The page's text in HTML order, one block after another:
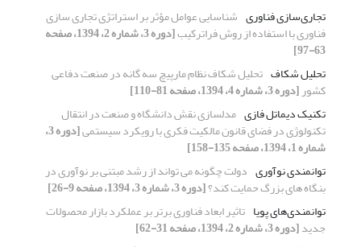
تجاری‌سازی فناوری شناسایی عوامل مؤثر بر استراتژی تجاری سازی
فناوری با استفاده از روش فراترکیب [دوره 3، شماره 2، 1394، صفحه
63-97]
تحلیل شکاف تحلیل شکاف نظام مارپیچ سه گانه در صنعت دفاعی
کشور[دوره 3، شماره 4، 1394، صفحه 81-110]
تکنیک دیماتل فازی مدلسازی نقش دانشگاه و صنعت در انتقال
تکنولوژی در فضای قانون مالکیت فکری با رویکرد سیستمی [دوره 3،
شماره 1، 1394، صفحه 135-158]
توانمندی نوآوری دولت چگونه می تواند از رشد مبتنی بر نوآوری در
بنگاه های بزرگ حمایت کند؟[دوره 3، شماره 3، 1394، صفحه 9-26]
توانمندی‌های پویا تاثیر ابعاد فناوری برتر بر عملکرد بازار محصولات
جدید[دوره 3، شماره 2، 1394، صفحه 31-62]